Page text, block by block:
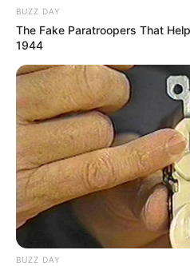
BUZZ DAY
The Fake Paratroopers That
1944
BUZZ DAY